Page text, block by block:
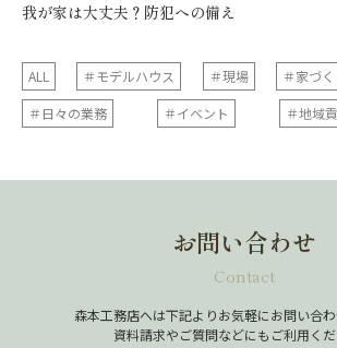
我が家は大丈夫？防犯への備え
ALL ＃モデルハウス ＃現場 ＃家づく
＃日々の業務
＃イベント ＃地域
お問い合わせ
Contact
森本工務店へは下記よりお気軽にお問い合わ
資料請求やご質問などにもご利用くだ